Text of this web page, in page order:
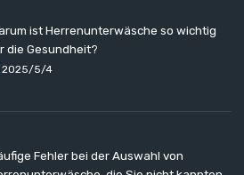
2025/5/4
ist Herrenunterwäsche so wichtig
die Gesundheit?
Fehler bei der Auswahl von